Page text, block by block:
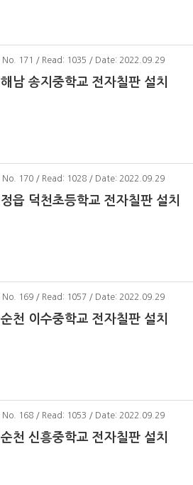
No . 171 / Read: 1035 / Date: 2022.09.29
해남 송지중학교 전자칠판 설치
No . 170 / Read: 1028 / Date: 2022.09.29
정읍 덕천초등학교 전자칠판 설치
No . 169 / Read: 1057 / Date: 2022.09.29
순천 이수중학교 전자칠판 설치
No . 168 / Read: 1053 / Date: 2022.09.29
순천 신흥중학교 전자칠판 설치